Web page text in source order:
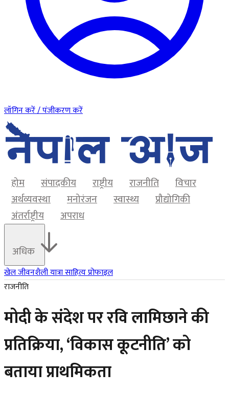
लॉगिन करें / पंजीकरण करें
होम संपादकीय राष्ट्रीय राजनीति
विचार
अर्थव्यवस्था
मनोरंजन स्वास्थ्य
प्रौद्योगिकी
अंतर्राष्ट्रीय
अपराध
अधिक
खेलजीवनशैलीयात्रासाहित्यप्रोफाइल
राजनीति
मोदी के संदेश पर रवि लामिछाने की
प्रतिक्रिया, ‘विकास कूटनीति’ को
बताया प्राथमिकता